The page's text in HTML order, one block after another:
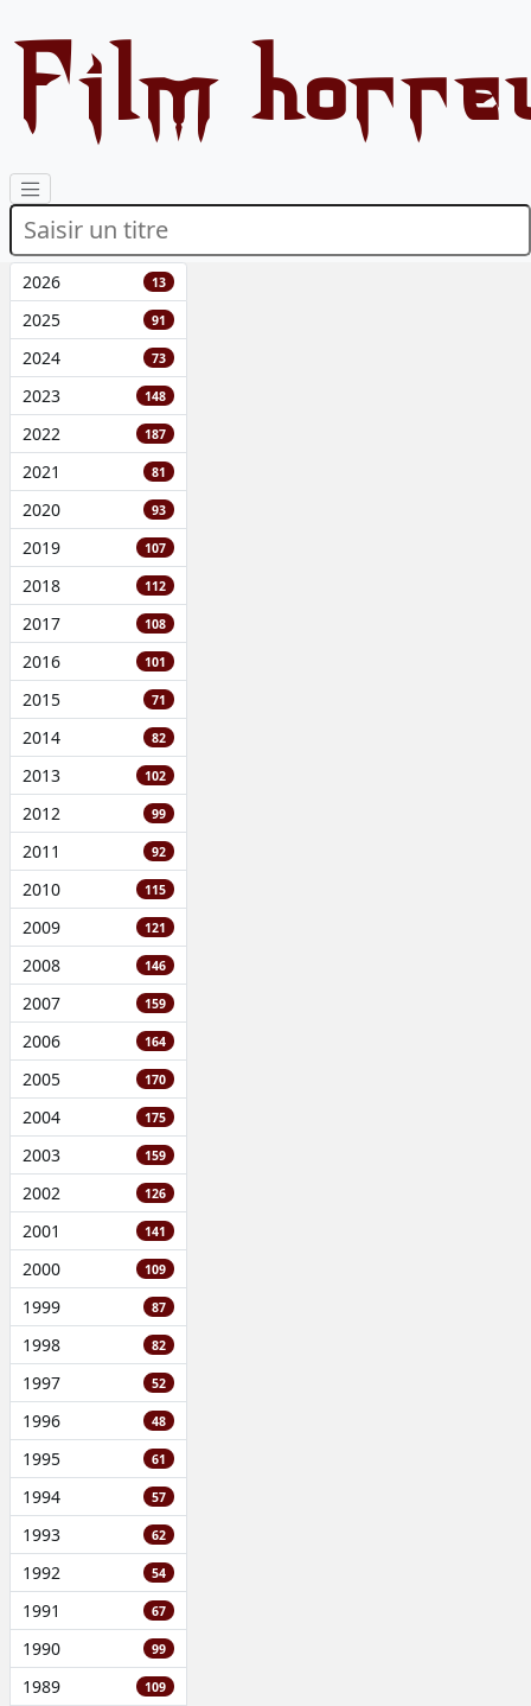
Film
2026 13
2025 91
2024 73
2023 148
2022 187
2021 81
2020 93
2019 107
2018 112
2017 108
2016 101
2015 71
2014 82
2013 102
2012 99
2011 92
2010 115
2009 121
2008 146
2007 159
2006 164
2005 170
2004 175
2003 159
2002 126
2001 141
2000 109
1999 87
1998 82
1997 52
1996 48
1995 61
1994 57
1993 62
1992 54
1991 67
1990 99
1989 109